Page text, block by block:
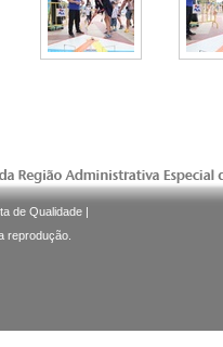
de Qualidade |
reprodução.